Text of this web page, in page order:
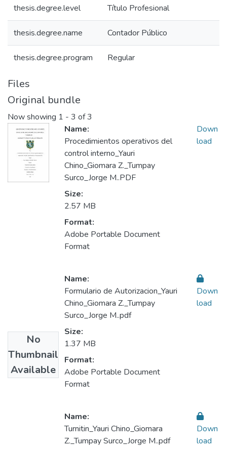
thesis.degree.level Título Profesional
thesis.degree.name Contador Público
thesis.degree.program Regular
Files
Original bundle
Now showing 1 - 3 of 3
Name:
Procedimientos operativos del
control interno_Yauri
Chino_Giomara Z._Tumpay
Surco_Jorge M..PDF
Size:
2.57 MB
Format:
Adobe Portable Document
Format
Down
load
No
Thumbnail
Available
Name:
Formulario de Autorizacion_Yauri
Chino_Giomara Z._Tumpay
Surco_Jorge M..pdf
Size:
1.37 MB
Format:
Adobe Portable Document
Format
Down
load
Name:
Turnitin_Yauri Chino_Giomara
Z._Tumpay Surco_Jorge M..pdf
Down
load